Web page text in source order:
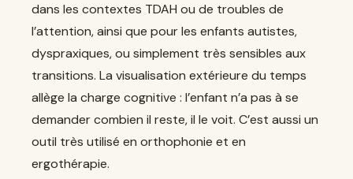
dans les contextes TDAH ou de troubles de
l’attention, ainsi que pour les enfants autistes,
dyspraxiques, ou simplement très sensibles aux
transitions. La visualisation extérieure du temps
allège la charge cognitive : l’enfant n’a pas à se
demander combien il reste, il le voit. C’est aussi un
outil très utilisé en orthophonie et en
ergothérapie.